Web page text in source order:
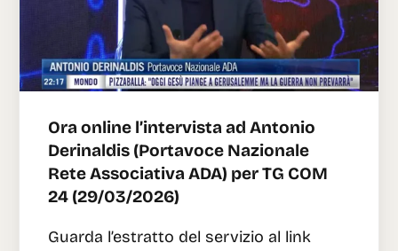
Ora online l’intervista ad Antonio
Derinaldis (Portavoce Nazionale
Rete Associativa ADA) per TG COM
24 (29/03/2026)
Guarda l’estratto del servizio al link